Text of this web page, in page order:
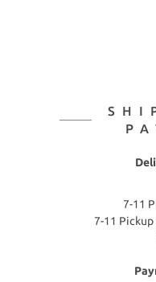
7-11
7-11